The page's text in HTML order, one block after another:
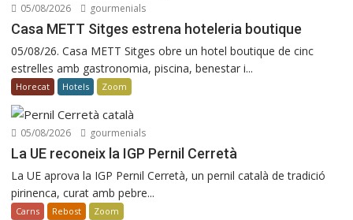
05/08/2026 gourmenials
Casa METT Sitges estrena hoteleria boutique
05/08/26. Casa METT Sitges obre un hotel boutique de cinc
estrelles amb gastronomia, piscina, benestar i...
Horecat Hotels Zoom
05/08/2026 gourmenials
La UE reconeix la IGP Pernil Cerretà
La UE aprova la IGP Pernil Cerretà, un pernil català de tradició
pirinenca, curat amb pebre...
Carns Rebost Zoom